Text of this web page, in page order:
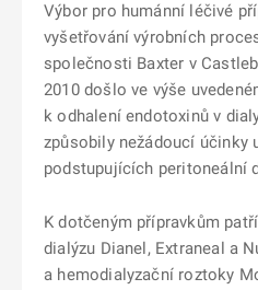
Výbor pro humánní léčivé
vyšetřování výrobních
společnosti Baxter v
2010 došlo ve výše
k odhalení endotoxinů v
způsobily nežádoucí účinky
podstupujících peritoneální
K dotčeným přípravkům
dialýzu Dianel, Extraneal a
a hemodialyzační roztoky